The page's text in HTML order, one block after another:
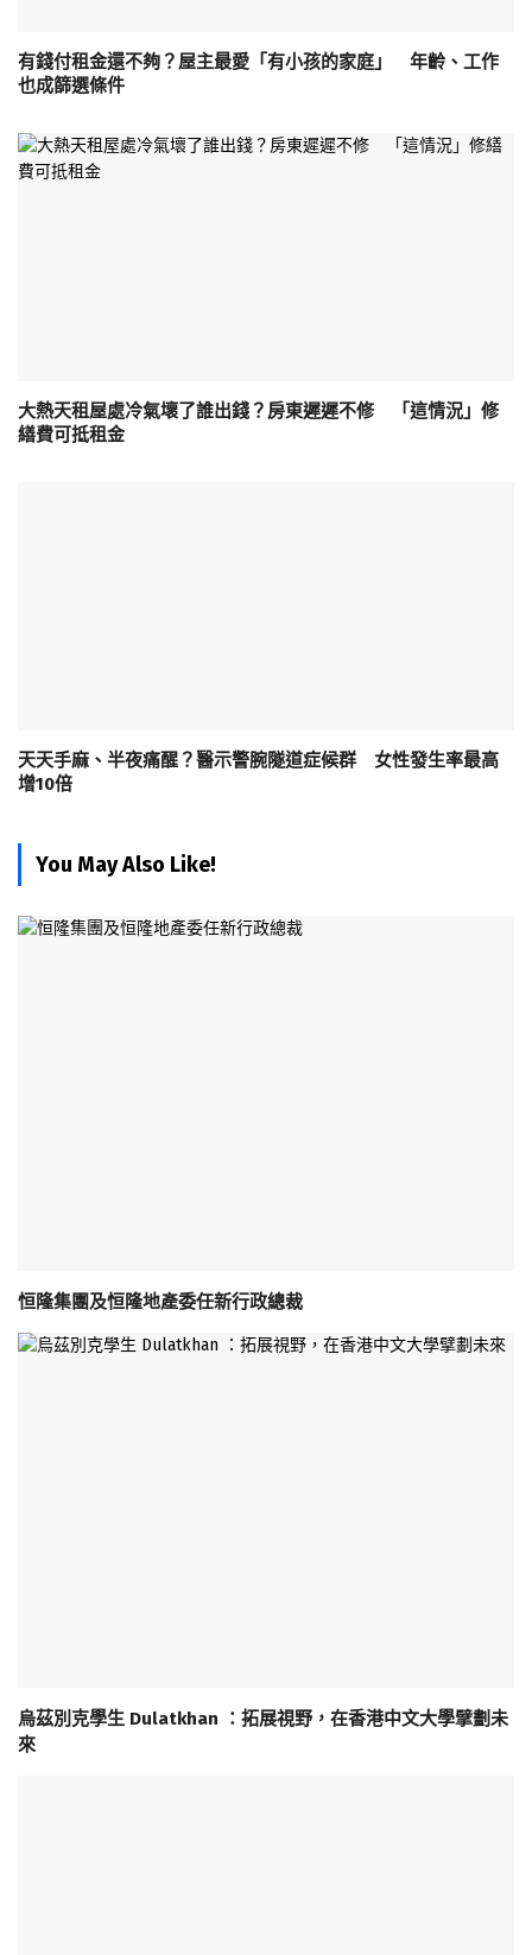
有錢付租金還不夠？屋主最愛「有小孩的家庭」 年齡、工作
也成篩選條件
大熱天租屋處冷氣壞了誰出錢？房東遲遲不修 「這情況」修
繕費可抵租金
天天手麻、半夜痛醒？醫示警腕隧道症候群 女性發生率最高
增10倍
You May Also Like!
恒隆集團及恒隆地產委任新行政總裁
烏茲別克學生 Dulatkhan ：拓展視野，在香港中文大學擘劃未
來